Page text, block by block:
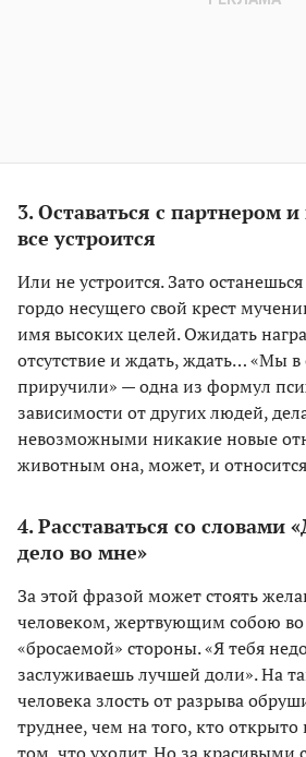
3. Оставаться с партнером
все устроится
Или не устроится. Зато
гордо несущего свой крест
имя высоких целей. Ожидать
отсутствие и ждать, ждать… «Мы в
приручили» — одна из формул
зависимости от других людей,
невозможными никакие новые
животным она, может, и
4. Расставаться со словами
дело во мне»
За этой фразой может стоять
человеком, жертвующим собою
«бросаемой» стороны. «Я тебя
заслуживаешь лучшей доли». На
человека злость от разрыва
труднее, чем на того, кто открыто